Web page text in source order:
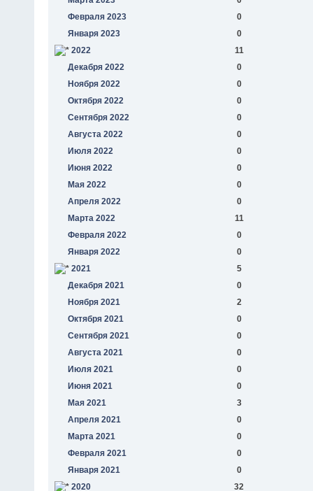
Февраля 2023
0
Января 2023
0
2022
11
Декабря 2022
0
Ноября 2022
0
Октября 2022
0
Сентября 2022
0
Августа 2022
0
Июля 2022
0
Июня 2022
0
Мая 2022
0
Апреля 2022
0
Марта 2022
11
Февраля 2022
0
Января 2022
0
2021
5
Декабря 2021
0
Ноября 2021
2
Октября 2021
0
Сентября 2021
0
Августа 2021
0
Июля 2021
0
Июня 2021
0
Мая 2021
3
Апреля 2021
0
Марта 2021
0
Февраля 2021
0
Января 2021
0
2020
32